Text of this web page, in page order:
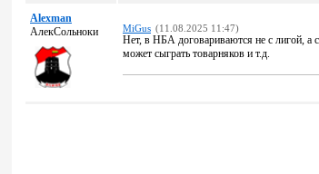
Alexman
АлекСольноки
MiGus (11.08.2025 11:47)
Нет, в НБА договариваются не с лигой, а
может сыграть товарняков и т.д.